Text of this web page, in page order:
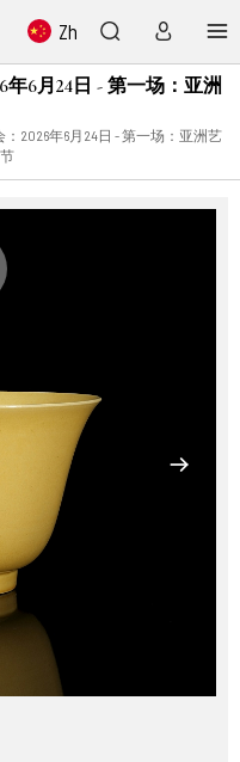
Zh
6月24日 - 第一场：亚洲
2026年6月24日 - 第一场：亚洲艺